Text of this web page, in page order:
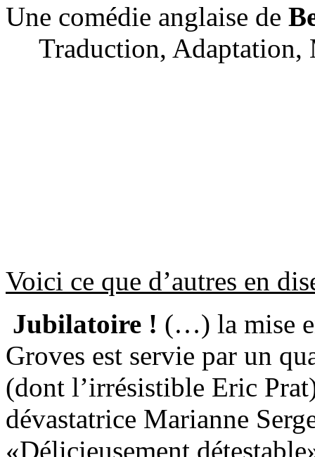
Une comédie anglaise de
Traduction, Adaptation,
Voici ce que d’autres en
Jubilatoire ! (…) la mise
Groves est servie par un
(dont l’irrésistible Eric
dévastatrice Marianne
«Délicieusement